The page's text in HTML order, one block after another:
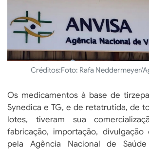
Créditos:Foto: Rafa Neddermeyer/
Os medicamentos à base de
Synedica e TG, e de retatrutida, de
lotes, tiveram sua
fabricação, importação,
pela Agência Nacional de